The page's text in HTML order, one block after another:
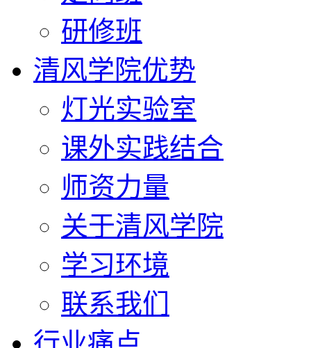
研修班
清风学院优势
灯光实验室
课外实践结合
师资力量
关于清风学院
学习环境
联系我们